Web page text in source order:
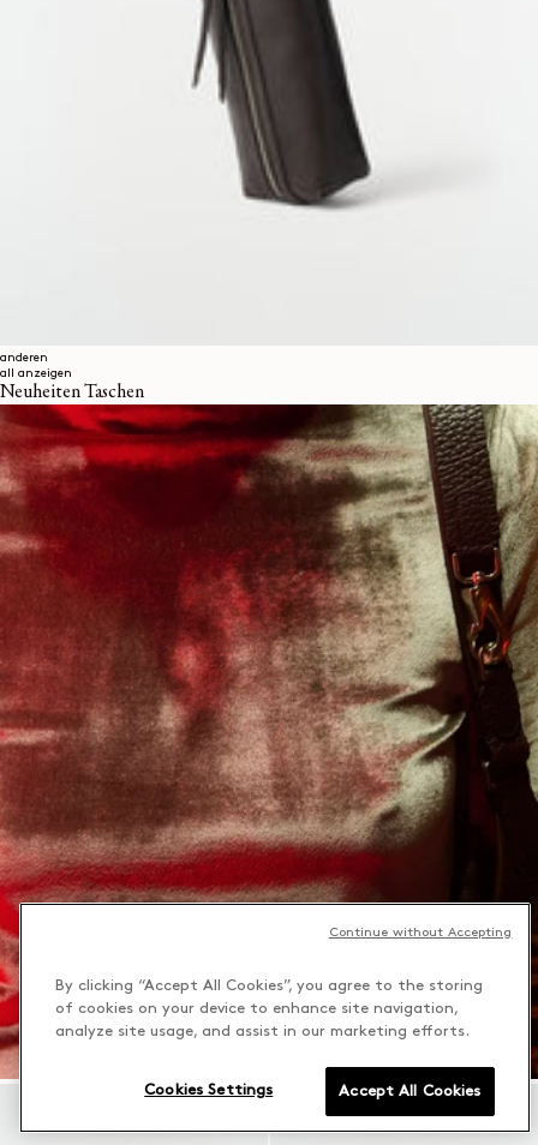
anderen
all anzeigen
Neuheiten Taschen
By clicking “Accept All Cookies”, you agree to the storing
of cookies on your device to enhance site navigation,
analyze site usage, and assist in our marketing efforts.
Accept All Cookies
Cookies Settings
Continue without Accepting